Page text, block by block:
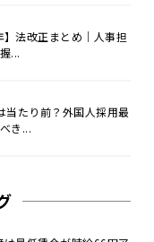
】法改正まとめ｜人事担
...
当たり前？外国人採用最
き...